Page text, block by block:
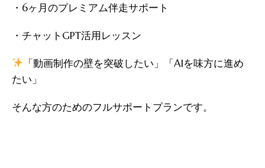
・6ヶ月のプレミアム伴走サポート
・チャットGPT活用レッスン
「動画制作の壁を突破したい」「AIを味方に進め
たい」
そんな方のためのフルサポートプランです。